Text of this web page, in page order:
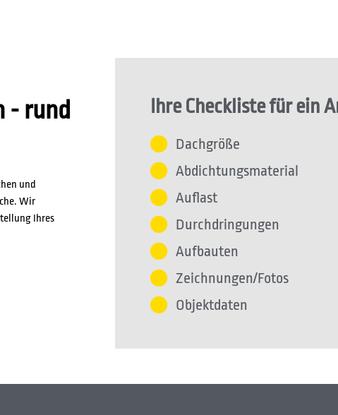
- rund
und
Wir
Ihres
Ihre Checkliste für ein
Dachgröße
Abdichtungsmaterial
Auflast
Durchdringungen
Aufbauten
Zeichnungen/Fotos
Objektdaten